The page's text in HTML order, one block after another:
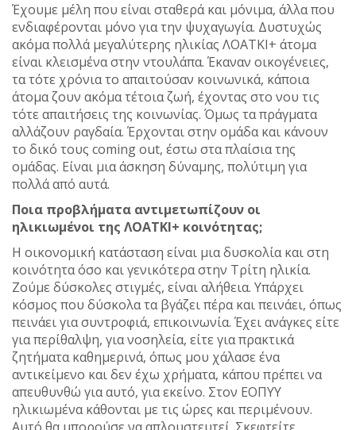
Έχουμε μέλη που είναι σταθερά και μόνιμα, άλλα που
ενδιαφέρονται μόνο για την ψυχαγωγία. Δυστυχώς
ακόμα πολλά μεγαλύτερης ηλικίας ΛΟΑΤΚΙ+ άτομα
είναι κλεισμένα στην ντουλάπα. Έκαναν οικογένειες,
τα τότε χρόνια το απαιτούσαν κοινωνικά, κάποια
άτομα ζουν ακόμα τέτοια ζωή, έχοντας στο νου τις
τότε απαιτήσεις της κοινωνίας. Όμως τα πράγματα
αλλάζουν ραγδαία. Έρχονται στην ομάδα και κάνουν
το δικό τους coming out, έστω στα πλαίσια της
ομάδας. Είναι μια άσκηση δύναμης, πολύτιμη για
πολλά από αυτά.
Ποια προβλήματα αντιμετωπίζουν οι
ηλικιωμένοι της ΛΟΑΤΚΙ+ κοινότητας;
Η οικονομική κατάσταση είναι μια δυσκολία και στη
κοινότητα όσο και γενικότερα στην Τρίτη ηλικία.
Ζούμε δύσκολες στιγμές, είναι αλήθεια. Υπάρχει
κόσμος που δύσκολα τα βγάζει πέρα και πεινάει, όπως
πεινάει για συντροφιά, επικοινωνία. Έχει ανάγκες είτε
για περίθαλψη, για νοσηλεία, είτε για πρακτικά
ζητήματα καθημερινά, όπως μου χάλασε ένα
αντικείμενο και δεν έχω χρήματα, κάπου πρέπει να
απευθυνθώ για αυτό, για εκείνο. Στον ΕΟΠΥΥ
ηλικιωμένα κάθονται με τις ώρες και περιμένουν.